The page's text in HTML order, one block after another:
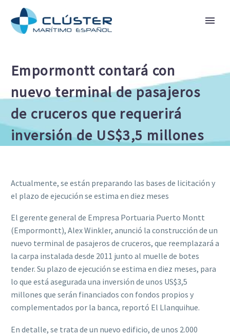
Empormontt contará con
nuevo terminal de pasajeros
de cruceros que requerirá
inversión de US$3,5 millones
Actualmente, se están preparando las bases de licitación y
el plazo de ejecución se estima en diez meses
El gerente general de Empresa Portuaria Puerto Montt
(Empormontt), Alex Winkler, anunció la construcción de un
nuevo terminal de pasajeros de cruceros, que reemplazará a
la carpa instalada desde 2011 junto al muelle de botes
tender. Su plazo de ejecución se estima en diez meses, para
lo que está asegurada una inversión de unos US$3,5
millones que serán financiados con fondos propios y
complementados por la banca, reportó El Llanquihue.
En detalle, se trata de un nuevo edificio, de unos 2.000